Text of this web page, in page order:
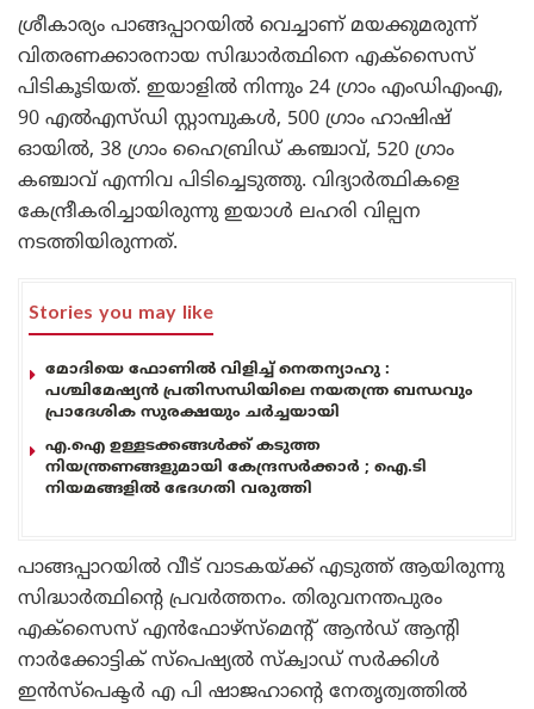
ശ്രീകാര്യം പാങ്ങപ്പാറയിൽ വെച്ചാണ് മയക്കുമരുന്ന്
വിതരണക്കാരനായ സിദ്ധാർത്ഥിനെ എക്സൈസ്
പിടികൂടിയത്. ഇയാളിൽ നിന്നും 24 ഗ്രാം എംഡിഎംഎ,
90 എൽഎസ്‍ഡി സ്റ്റാമ്പുകൾ, 500 ഗ്രാം ഹാഷിഷ്
ഓയിൽ, 38 ഗ്രാം ഹൈബ്രിഡ് കഞ്ചാവ്, 520 ഗ്രാം
കഞ്ചാവ് എന്നിവ പിടിച്ചെടുത്തു. വിദ്യാർത്ഥികളെ
കേന്ദ്രീകരിച്ചായിരുന്നു ഇയാൾ ലഹരി വില്പന
നടത്തിയിരുന്നത്.
Stories you may like
മോദിയെ ഫോണിൽ വിളിച്ച് നെതന്യാഹു :
പശ്ചിമേഷ്യൻ പ്രതിസന്ധിയിലെ നയതന്ത്ര ബന്ധവും
പ്രാദേശിക സുരക്ഷയും ചർച്ചയായി
എ.ഐ ഉള്ളടക്കങ്ങൾക്ക് കടുത്ത
നിയന്ത്രണങ്ങളുമായി കേന്ദ്രസർക്കാർ ; ഐ.ടി
നിയമങ്ങളിൽ ഭേദഗതി വരുത്തി
പാങ്ങപ്പാറയിൽ വീട് വാടകയ്ക്ക് എടുത്ത് ആയിരുന്നു
സിദ്ധാർത്ഥിന്റെ പ്രവർത്തനം. തിരുവനന്തപുരം
എക്സൈസ് എൻഫോഴ്‌സ്‌മെന്‍റ് ആൻഡ് ആന്‍റി
നാർക്കോട്ടിക് സ്പെഷ്യൽ സ്‌ക്വാഡ് സർക്കിൾ
ഇൻസ്‌പെക്ടർ എ പി ഷാജഹാന്‍റെ നേതൃത്വത്തിൽ